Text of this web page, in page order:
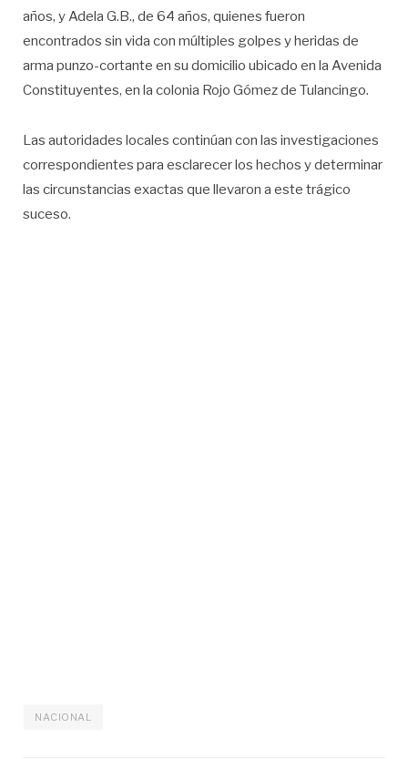
años, y Adela G.B., de 64 años, quienes fueron
encontrados sin vida con múltiples golpes y heridas de
arma punzo-cortante en su domicilio ubicado en la Avenida
Constituyentes, en la colonia Rojo Gómez de Tulancingo.
Las autoridades locales continúan con las investigaciones
correspondientes para esclarecer los hechos y determinar
las circunstancias exactas que llevaron a este trágico
suceso.
NACIONAL